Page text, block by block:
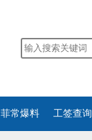
菲常爆料 工签查询